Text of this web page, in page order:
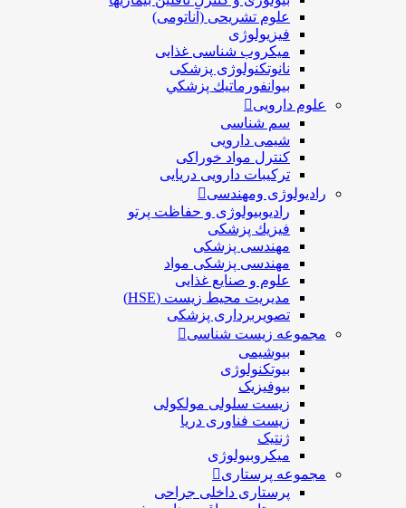
علوم تشریحی (آناتومی)
فیزیولوژی
ميكروب شناسی غذایی
نانوتکنولوژی پزشکی
بيوانفورماتيك پزشكي
علوم دارویی
سم شناسی
شیمی دارویی
کنترل مواد خوراکی
ترکیبات دارویی دریایی
رادیولوژی ومهندسی
رادیوبیولوژی و حفاظت پرتو
فيزيك پزشکی
مهندسی پزشکی
مهندسی پزشکی مواد
علوم و صنايع غذایی
مدیریت محیط زیست (HSE)
تصویربرداری پزشکی
مجموعه زیست شناسی
بیوشیمی
بیوتکنولوژی
بیوفیزیک
زیست سلولی مولکولی
زیست فناوری دریا
ژنتیک
میکروبیولوژی
مجموعه پرستاری
پرستاری داخلی جراحی